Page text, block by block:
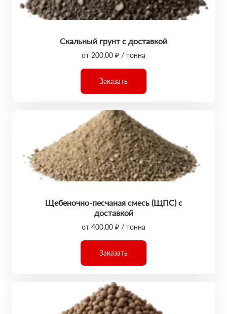
Скальный грунт с доставкой
от 200,00 ₽ / тонна
Заказать
Щебеночно-песчаная смесь (ЩПС) с
доставкой
от 400,00 ₽ / тонна
Заказать